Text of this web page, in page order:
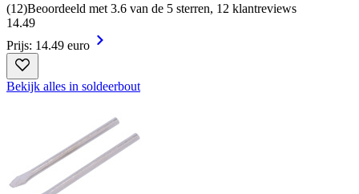
(12)Beoordeeld met 3.6 van de 5 sterren, 12 klantreviews
14.49
Prijs: 14.49 euro
Bekijk alles in soldeerbout